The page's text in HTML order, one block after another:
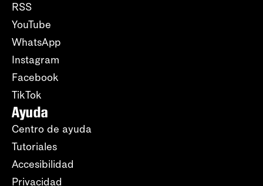
RSS
YouTube
WhatsApp
Instagram
Facebook
TikTok
Ayuda
Centro de ayuda
Tutoriales
Accesibilidad
Privacidad